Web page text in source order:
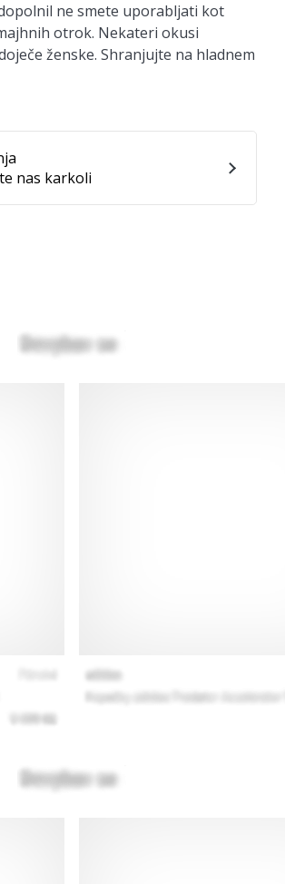
ne smete uporabljati kot
otrok. Nekateri okusi
ženske. Shranjujte na hladnem
nas karkoli